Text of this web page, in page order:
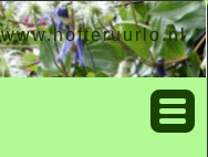
www.hofteruurlo.nl